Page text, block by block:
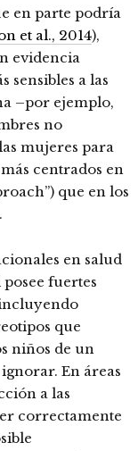
en parte podría
et al., 2014),
evidencia
sensibles a las
–por ejemplo,
no
mujeres para
centrados en
que en los
en salud
fuertes
que
niños de un
En áreas
a las
correctamente